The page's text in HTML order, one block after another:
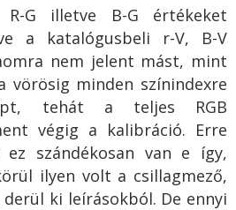
G illetve B-G értékeket
a katalógusbeli r-V, B-V
nem jelent mást, mint
vörösig minden színindexre
tehát a teljes RGB
végig a kalibráció. Erre
ez szándékosan van e így,
ilyen volt a csillagmező,
ki leírásokból. De ennyi